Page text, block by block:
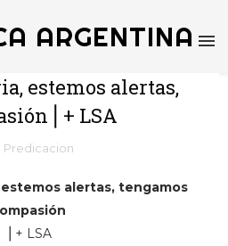
ARGENTINA
estemos alertas,
LSA
Predicacion
alertas, tengamos
⎪+ LSA